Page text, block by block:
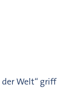
Welt“ griff